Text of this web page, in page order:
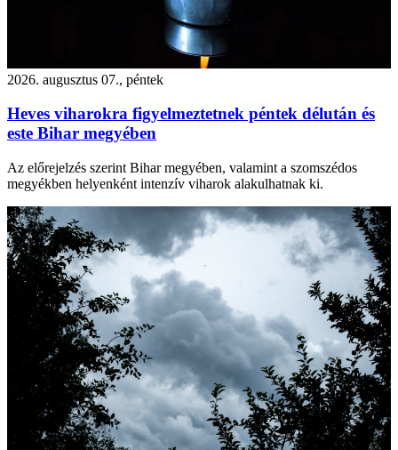
2026. augusztus 07., péntek
Heves viharokra figyelmeztetnek péntek délután és
este Bihar megyében
Az előrejelzés szerint Bihar megyében, valamint a szomszédos
megyékben helyenként intenzív viharok alakulhatnak ki.